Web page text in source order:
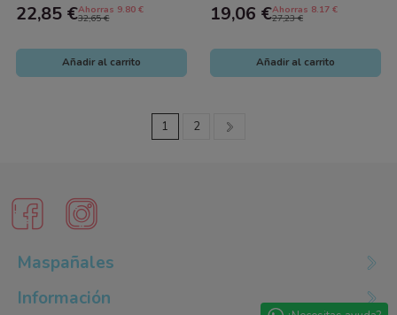
Flujo...
22,85 €Ahorras 9.80 €
32,65 €
Añadir al carrito
19,06 €Ahorras 8.17 €
27,23 €
Añadir al carrito
1 2
Maspañales
Información